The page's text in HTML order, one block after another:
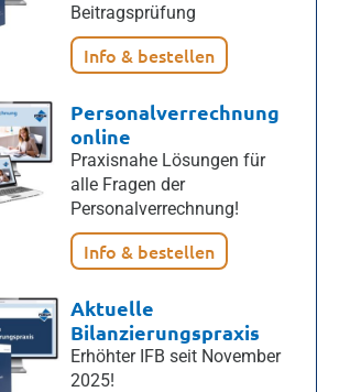
Beitragsprüfung
Info & bestellen
Personalverrechnung
online
Praxisnahe Lösungen für
alle Fragen der
Personalverrechnung!
Info & bestellen
Aktuelle
Bilanzierungspraxis
Erhöhter IFB seit November
2025!